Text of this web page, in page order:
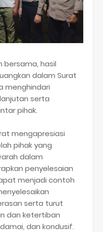
bersama, hasil
dalam Surat
menghindari
serta
pihak.
mengapresiasi
pihak yang
dalam
penyelesaian
menjadi contoh
serta turut
dan ketertiban
dan kondusif.